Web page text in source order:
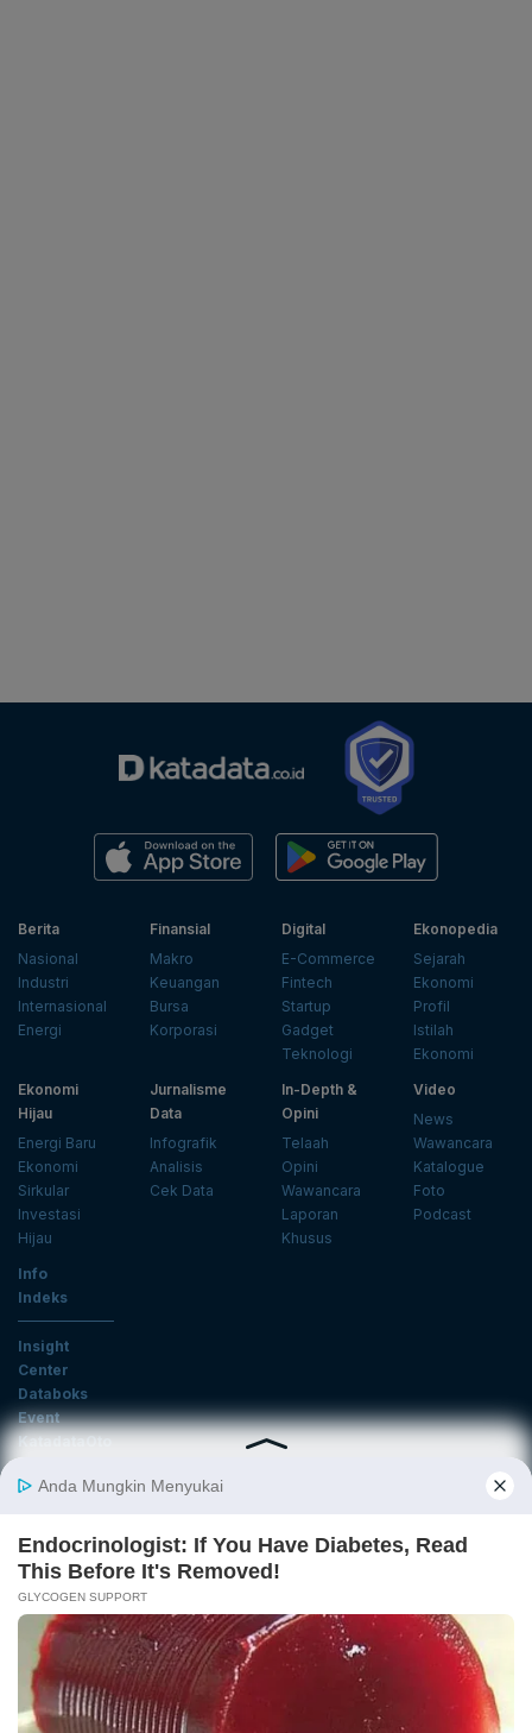
Berita
Nasional
Industri
Internasional
Energi
Finansial
Makro
Keuangan
Bursa
Korporasi
Digital
E-Commerce
Fintech
Startup
Gadget
Teknologi
Ekonopedia
Sejarah
Ekonomi
Profil
Istilah
Ekonomi
Ekonomi
Hijau
Energi Baru
Ekonomi
Sirkular
Investasi
Hijau
Jurnalisme
Data
Infografik
Analisis
Cek Data
In-Depth &
Opini
Telaah
Opini
Wawancara
Laporan
Khusus
Video
News
Wawancara
Katalogue
Foto
Podcast
Info
Indeks
Insight
Center
Databoks
Event
KatadataOto
Email
Daftar
Tentang Katadata Advertising
Pedoman Media Siber